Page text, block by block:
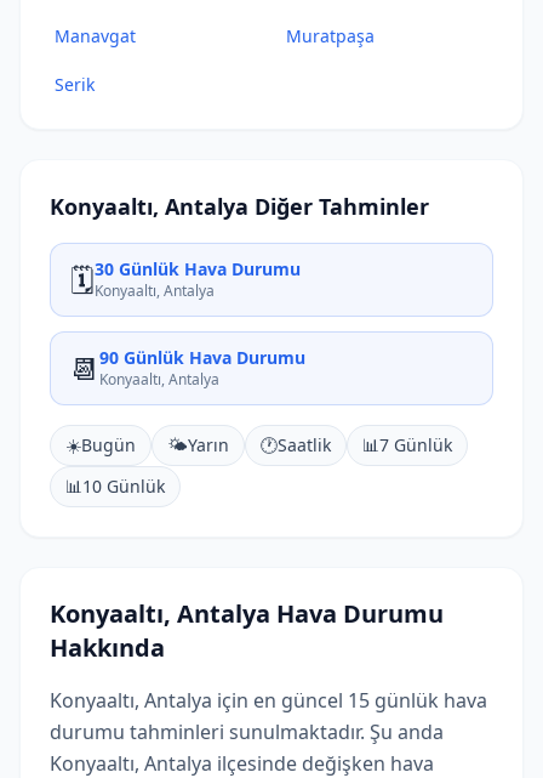
Manavgat Muratpaşa
Serik
Konyaaltı, Antalya Diğer Tahminler
🗓️30 Günlük Hava Durumu
Konyaaltı, Antalya
📆 90 Günlük Hava Durumu
Konyaaltı, Antalya
☀️Bugün 🌤️Yarın 🕐Saatlik 📊7 Günlük
📊10 Günlük
Konyaaltı, Antalya Hava Durumu
Hakkında
Konyaaltı, Antalya için en güncel 15 günlük hava
durumu tahminleri sunulmaktadır. Şu anda
Konyaaltı, Antalya ilçesinde değişken hava